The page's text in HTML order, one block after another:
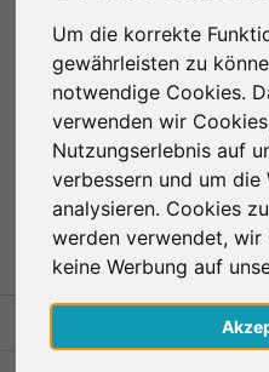
Um die korrekte
gewährleisten zu
notwendige Cookies.
verwenden wir
Nutzungserlebnis auf
verbessern und um die
analysieren. Cookies
werden verwendet,
keine Werbung auf
deiner Studie teil. Anders
andere unterstützt, desto
bekommst du zurück.
Registriere dich kostenlos,
Studienteilnehmer zu finden
Forschungsprojekte zu
Region 1